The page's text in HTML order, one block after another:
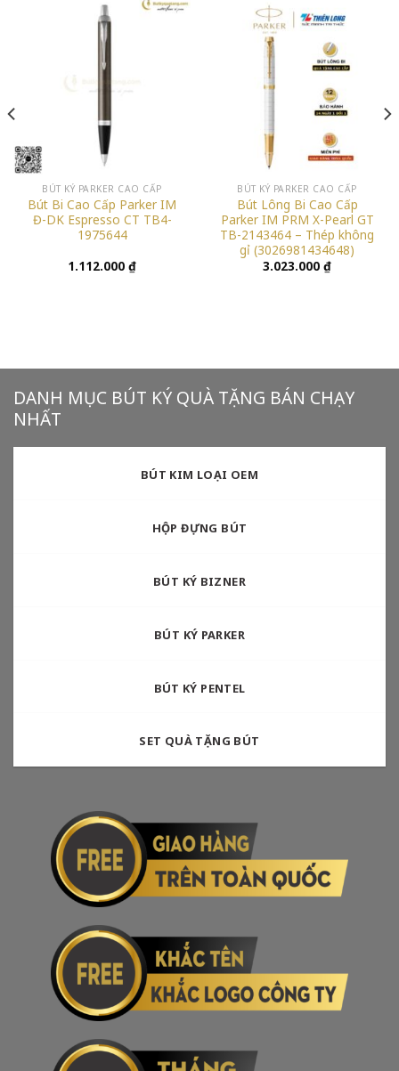
BÚT KÝ PARKER CAO CẤP
Bút Bi Cao Cấp Parker IM
Đ-DK Espresso CT TB4-
1975644
1.112.000 ₫
BÚT KÝ PARKER CAO CẤP
Bút Lông Bi Cao Cấp
Parker IM PRM X-Pearl GT
TB-2143464 – Thép không
gỉ (3026981434648)
3.023.000 ₫
DANH MỤC BÚT KÝ QUÀ TẶNG BÁN CHẠY
NHẤT
BÚT KIM LOẠI OEM
HỘP ĐỰNG BÚT
BÚT KÝ BIZNER
BÚT KÝ PARKER
BÚT KÝ PENTEL
SET QUÀ TẶNG BÚT